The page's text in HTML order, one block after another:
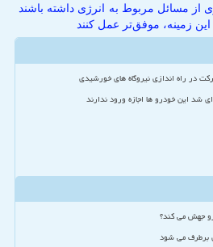
مسائل مربوط به انرژی داشته باشند
زمینه، موفق‌تر عمل کنند
در راه اندازی نیروگاه های خورشیدی
شد این خودرو ها اجازه ورود ندارند
جهش می کند؟
برطرف می شود